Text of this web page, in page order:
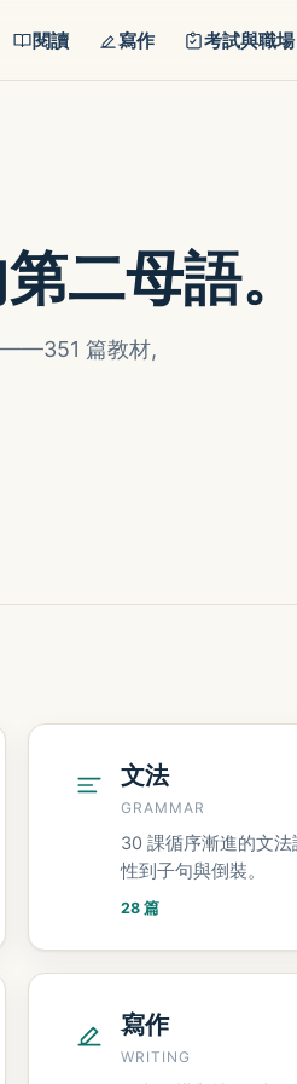
閱讀 寫作 考試與職場
二母語。
——351 篇教材,
文法
GRAMMAR
30 課循序漸進的文
性到子句與倒裝。
28 篇
寫作
WRITING